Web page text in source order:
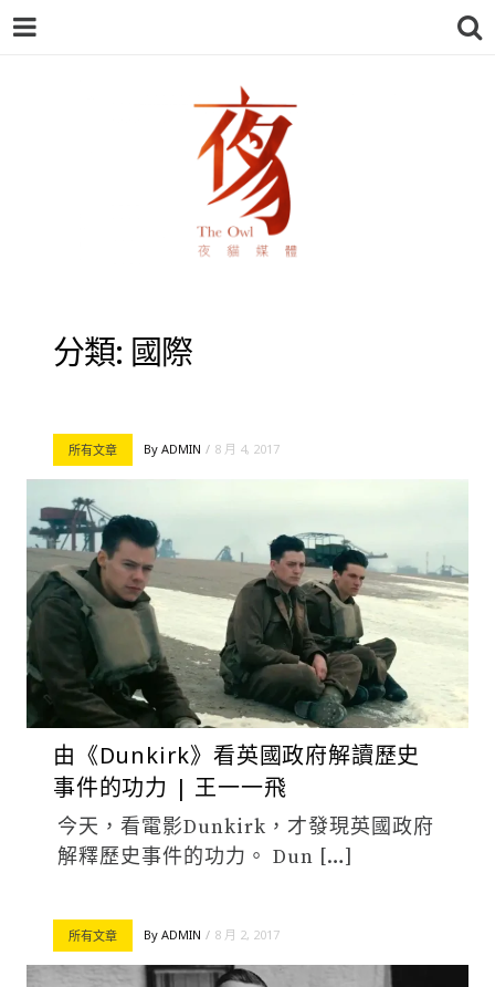
分類: 國際
所有文章 By ADMIN 8 月 4, 2017
由《Dunkirk》看英國政府解讀歷史
事件的功力 | 王一一飛
今天，看電影Dunkirk，才發現英國政府
解釋歷史事件的功力。 Dun […]
所有文章 By ADMIN 8 月 2, 2017